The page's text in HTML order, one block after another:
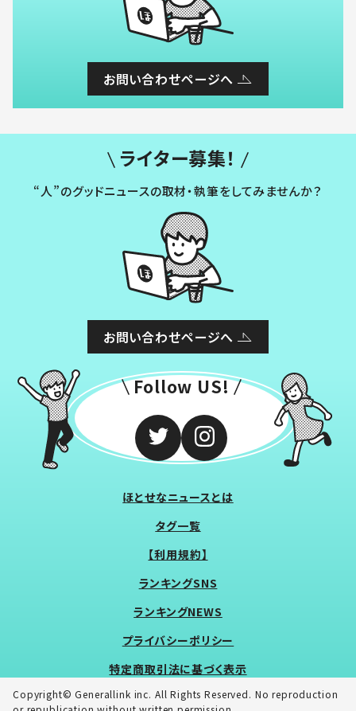
お問い合わせページへ
ライター募集！
“人”のグッドニュースの取材・執筆をしてみませんか？
お問い合わせページへ
Follow US!
ほとせなニュースとは
タグ一覧
【利用規約】
ランキングSNS
ランキングNEWS
プライバシーポリシー
特定商取引法に基づく表示
Copyright© Generallink inc. All Rights Reserved. No reproduction